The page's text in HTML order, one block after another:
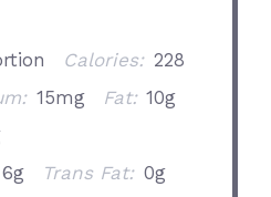
Calories: 228
15mg Fat: 10g
6g Trans Fat: 0g